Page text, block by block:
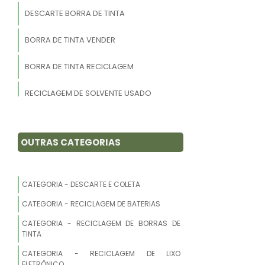
DESCARTE BORRA DE TINTA
BORRA DE TINTA VENDER
BORRA DE TINTA RECICLAGEM
RECICLAGEM DE SOLVENTE USADO
VENDA E RECICLAGEM BORRA DE TINTA
RECICLAGEM DE BORRAS DE TINTA
BORRA DE TINTA COMPRAR
RESÍDUOS INDUSTRIAIS
OUTRAS CATEGORIAS
CATEGORIA - DESCARTE E COLETA
CATEGORIA - RECICLAGEM DE BATERIAS
CATEGORIA - RECICLAGEM DE BORRAS DE
TINTA
CATEGORIA - RECICLAGEM DE LIXO